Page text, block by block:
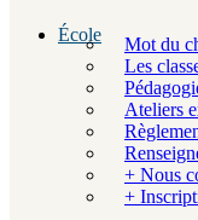
École
Mot du
Les
Ateliers
+ Nous
+